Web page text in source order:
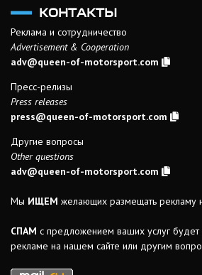
КОНТАКТЫ
Реклама и сотрудничество
Advertisement & Cooperation
adv@queen-of-motorsport.com
Пресс-релизы
Press releases
press@queen-of-motorsport.com
Другие вопросы
Other questions
adv@queen-of-motorsport.com
Мы ИЩЕМ желающих размещать рекламу
СПАМ с предложением ваших услуг будет
рекламе на нашем сайте или другим